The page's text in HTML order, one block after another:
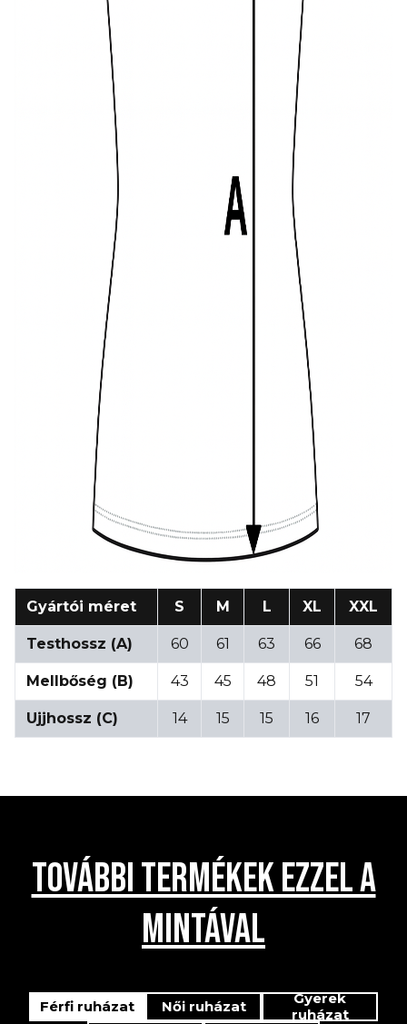
Gyártói méret S M L XL XXL
Testhossz (A) 60 61 63 66 68
Mellbőség (B) 43 45 48 51 54
Ujjhossz (C) 14 15 15 16 17
TOVÁBBI TERMÉKEK EZZEL A
MINTÁVAL
Férfi ruházat Női ruházat
Gyerek
ruházat